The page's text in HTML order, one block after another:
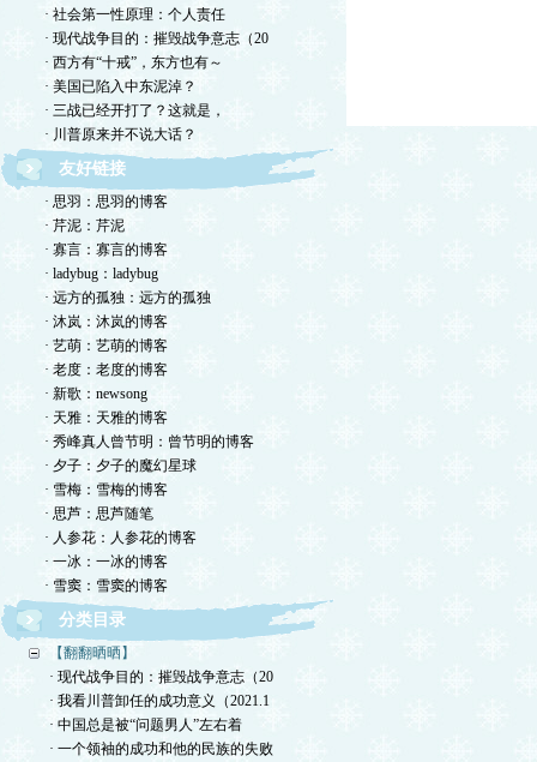
· 社会第一性原理：个人责任
· 现代战争目的：摧毁战争意志（20
· 西方有“十戒”，东方也有～
· 美国已陷入中东泥淖？
· 三战已经开打了？这就是，
· 川普原来并不说大话？
友好链接
· 思羽：思羽的博客
· 芹泥：芹泥
· 寡言：寡言的博客
· ladybug：ladybug
· 远方的孤独：远方的孤独
· 沐岚：沐岚的博客
· 艺萌：艺萌的博客
· 老度：老度的博客
· 新歌：newsong
· 天雅：天雅的博客
· 秀峰真人曾节明：曾节明的博客
· 夕子：夕子的魔幻星球
· 雪梅：雪梅的博客
· 思芦：思芦随笔
· 人参花：人参花的博客
· 一冰：一冰的博客
· 雪窦：雪窦的博客
分类目录
【翻翻晒晒】
· 现代战争目的：摧毁战争意志（20
· 我看川普卸任的成功意义（2021.1
· 中国总是被“问题男人”左右着
· 一个领袖的成功和他的民族的失败